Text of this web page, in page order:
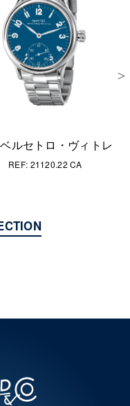
ロ・ヴィトレ
21120.22 CA